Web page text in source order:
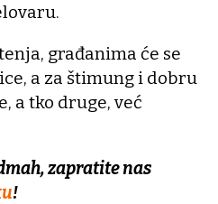
građanima će se
a za štimung i dobru
a tko druge, već
zapratite nas
!